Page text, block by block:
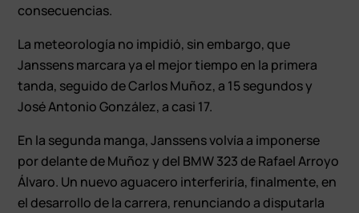
consecuencias.
La meteorología no impidió, sin embargo, que
Janssens marcara ya el mejor tiempo en la primera
tanda, seguido de Carlos Muñoz, a 15 segundos y
José Antonio González, a casi 17.
En la segunda manga, Janssens volvía a imponerse
por delante de Muñoz y del BMW 323 de Rafael Arroyo
Álvaro. Un nuevo aguacero interferiría, finalmente, en
el desarrollo de la carrera, renunciando a disputarla